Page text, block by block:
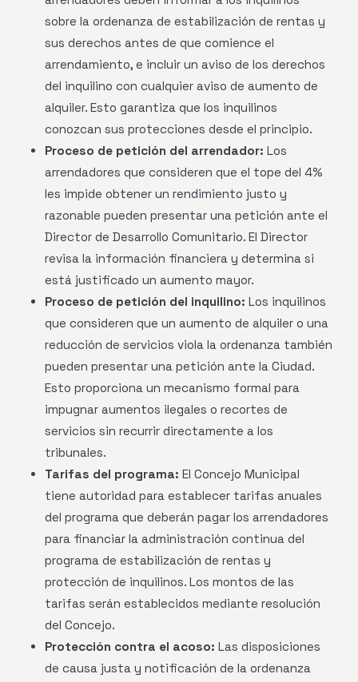
sobre la ordenanza de estabilización de rentas y
sus derechos antes de que comience el
arrendamiento, e incluir un aviso de los derechos
del inquilino con cualquier aviso de aumento de
alquiler. Esto garantiza que los inquilinos
conozcan sus protecciones desde el principio.
Proceso de petición del arrendador: Los
arrendadores que consideren que el tope del 4%
les impide obtener un rendimiento justo y
razonable pueden presentar una petición ante el
Director de Desarrollo Comunitario. El Director
revisa la información financiera y determina si
está justificado un aumento mayor.
Proceso de petición del inquilino: Los inquilinos
que consideren que un aumento de alquiler o una
reducción de servicios viola la ordenanza también
pueden presentar una petición ante la Ciudad.
Esto proporciona un mecanismo formal para
impugnar aumentos ilegales o recortes de
servicios sin recurrir directamente a los
tribunales.
Tarifas del programa: El Concejo Municipal
tiene autoridad para establecer tarifas anuales
del programa que deberán pagar los arrendadores
para financiar la administración continua del
programa de estabilización de rentas y
protección de inquilinos. Los montos de las
tarifas serán establecidos mediante resolución
del Concejo.
Protección contra el acoso: Las disposiciones
de causa justa y notificación de la ordenanza